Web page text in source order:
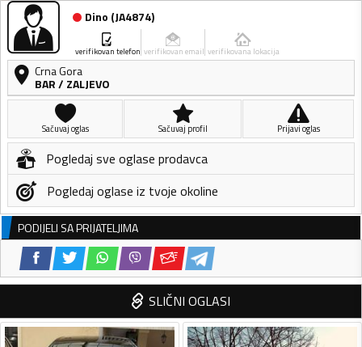
Dino (JA4874)
verifikovan telefon verifikovan email verifikovana lokacija
Crna Gora
BAR/ ZALJEVO
Sačuvaj oglas Sačuvaj profil Prijavi oglas
Pogledaj sve oglase prodavca
Pogledaj oglase iz tvoje okoline
PODIJELI SA PRIJATELJIMA
SLIČNI OGLASI